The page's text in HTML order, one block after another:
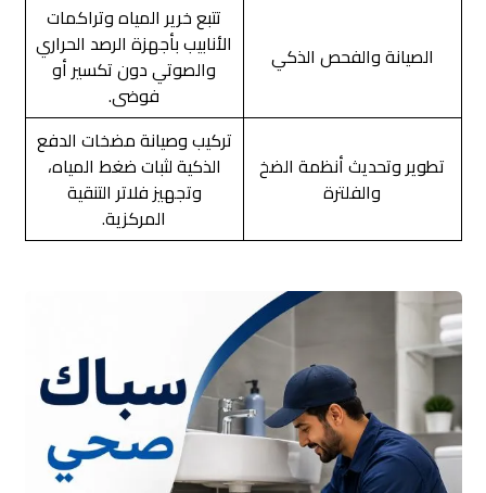
الصيانة والفحص الذكي
تتبع خرير المياه وتراكمات
الأنابيب بأجهزة الرصد الحراري
والصوتي دون تكسير أو
فوضى.
تطوير وتحديث أنظمة الضخ
والفلترة
تركيب وصيانة مضخات الدفع
الذكية لثبات ضغط المياه،
وتجهيز فلاتر التنقية
المركزية.